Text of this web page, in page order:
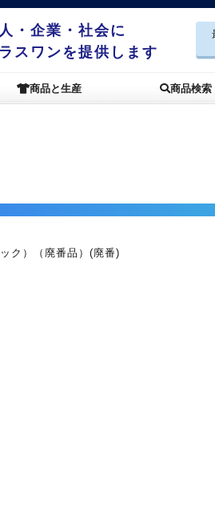
・企業・社会に
スワンを提供します
商品と生産 商品検索
ク）（廃番品）(廃番)